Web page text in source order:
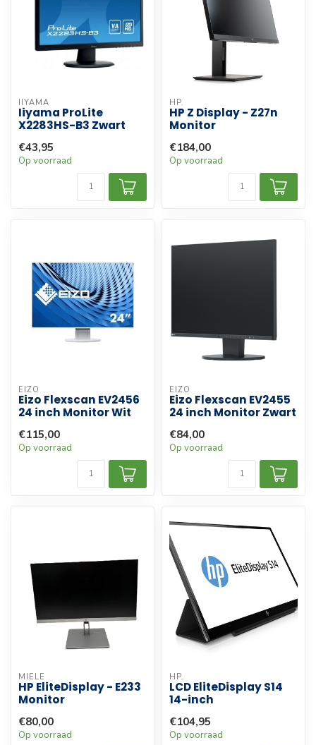
IIYAMA
Iiyama ProLite
X2283HS-B3 Zwart
€43,95
Op voorraad
HP.
HP Z Display - Z27n
Monitor
€184,00
Op voorraad
EIZO
Eizo Flexscan EV2456
24 inch Monitor Wit
€115,00
Op voorraad
EIZO
Eizo Flexscan EV2455
24 inch Monitor Zwart
€84,00
Op voorraad
MIELE
HP EliteDisplay - E233
Monitor
€80,00
Op voorraad
HP.
LCD EliteDisplay S14
14-inch
€104,95
Op voorraad